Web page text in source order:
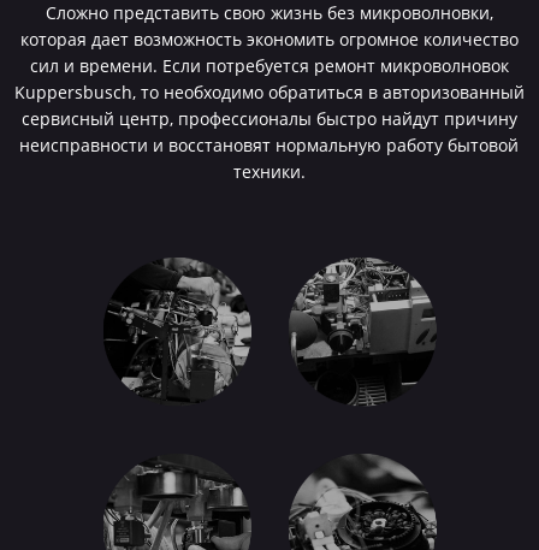
Сложно представить свою жизнь без микроволновки,
которая дает возможность экономить огромное количество
сил и времени. Если потребуется ремонт микроволновок
Kuppersbusch, то необходимо обратиться в авторизованный
сервисный центр, профессионалы быстро найдут причину
неисправности и восстановят нормальную работу бытовой
техники.